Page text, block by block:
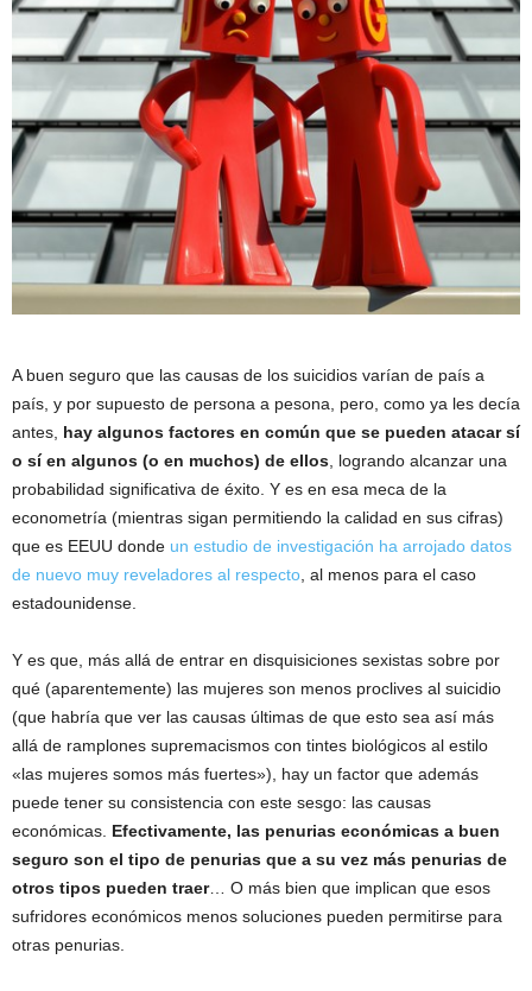
A buen seguro que las causas de los suicidios varían de país a
país, y por supuesto de persona a pesona, pero, como ya les decía
antes, hay algunos factores en común que se pueden atacar sí
o sí en algunos (o en muchos) de ellos, logrando alcanzar una
probabilidad significativa de éxito. Y es en esa meca de la
econometría (mientras sigan permitiendo la calidad en sus cifras)
que es EEUU donde un estudio de investigación ha arrojado datos
de nuevo muy reveladores al respecto, al menos para el caso
estadounidense.
Y es que, más allá de entrar en disquisiciones sexistas sobre por
qué (aparentemente) las mujeres son menos proclives al suicidio
(que habría que ver las causas últimas de que esto sea así más
allá de ramplones supremacismos con tintes biológicos al estilo
«las mujeres somos más fuertes»), hay un factor que además
puede tener su consistencia con este sesgo: las causas
económicas. Efectivamente, las penurias económicas a buen
seguro son el tipo de penurias que a su vez más penurias de
otros tipos pueden traer… O más bien que implican que esos
sufridores económicos menos soluciones pueden permitirse para
otras penurias.